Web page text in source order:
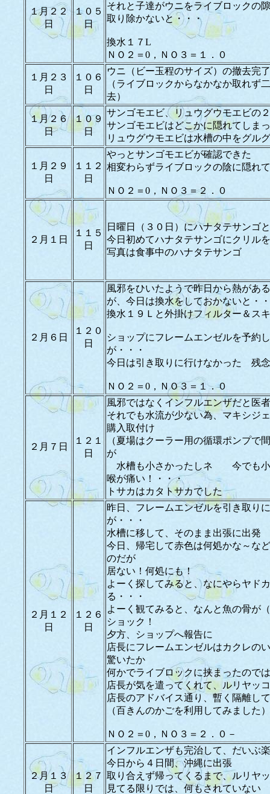
１月２２
日
１０５
日
それと子達がウニをライブロックの
取り除かないと・・・
換水１７L
ＮＯ２＝0，ＮＯ３＝１．０
１月２３
日
１０６
日
ウニ（ビー玉程のサイズ）の撤去完了
（ライブロックからなかなか取れず
去）
１月２６
日
１０９
日
サンゴモエビ、リュウグウモエビの
サンゴモエビはどこかに隠れてしま
リュウグウモエビは水槽の中をグル
１月２９
日
１１２
日
やっとサンゴモエビが確認できた
相変わらずライブロックの陰に隠れ
ＮＯ２＝0，ＮＯ３＝２．０
２月１日
１１５
日
日曜日（３０日）にハナタテサンゴ
今日初めてハナタテサンゴにクリル
写真は食事中のハナタテサンゴ
２月６日
１２０
日
風邪をひいたようで昨日から熱がある
が、今日は換水をしておかないと・
換水１９Ｌと外掛けフィルター＆ス
ショップにフレームエンゼルを予約
が・・・
今日は引き取りに行けなかった 残
ＮＯ２＝0，ＮＯ３＝１．０
２月７日
１２１
日
風邪ではなくインフルエンザだと医
それでも水流が少ない為、マキシジ
購入取付け
（夏場はクーラー用の循環ポンプで
が
水槽も小さかったしネ 今でも小
喉が痛い！・・・
トサカはカタトサカでした
２月１２
日
１２６
日
昨日、フレームエンゼルを引き取り
が・・・
水槽に移して、そのまま出張に出発
今日、帰宅して赤色は何処かな～な
のだが
居ない！何処にも！
よーく探してみると、なにやらヤド
る・・・
よーく観てみると、なんと魚の骨が
ショック！
夕方、ショップへ報告に
店長にフレームエンゼルはカクレの
驚いたか
何かでライブロックに挟まったので
店長が気を遣ってくれて、ルリヤッ
店長のアドバイス通り、暫く隔離し
（百きんのかごを利用してみました）
ＮＯ２＝0，ＮＯ３＝２．０－
２月１３
日
１２７
日
インフルエンザも完治して、だいぶ
今日から４日間、沖縄に出張
取り合えず帰ってくるまで、ルリヤ
見てる限りでは、何もされていない